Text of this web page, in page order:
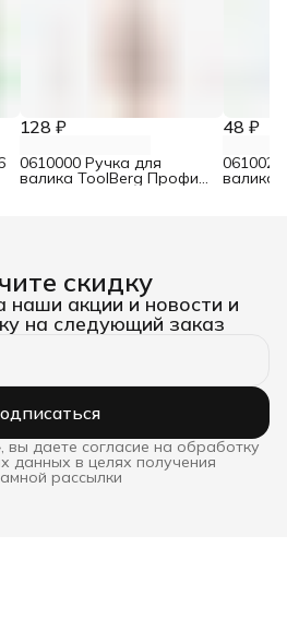
128 ₽
0610000 Ручка для
валика ToolBerg Профи
48 ₽
валика
скидку
наши акции и новости и
на следующий заказ
вы даете согласие на обработку
данных в целях получения
рассылки